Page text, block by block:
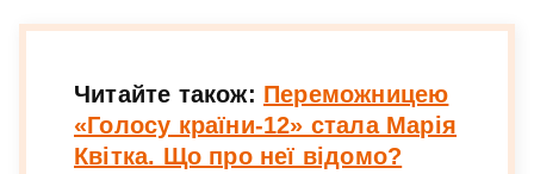
Читайте також: Переможницею
«Голосу країни-12» стала Марія
Квітка. Що про неї відомо?